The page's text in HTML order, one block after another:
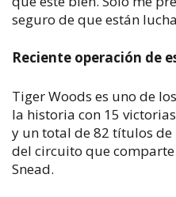
seguro de que están
Reciente operación de
Tiger Woods es uno de
la historia con 15
y un total de 82 títulos de
del circuito que
Snead.